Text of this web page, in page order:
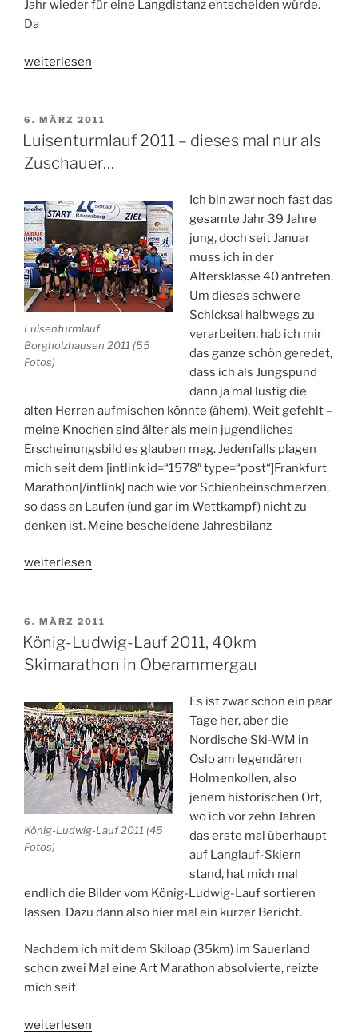
Jahr wieder für eine Langdistanz entscheiden würde.
Da
„Trainingslager
statt
Malle
mal
weiterlesen
VERÖFFENTLICHT
AM
6. MÄRZ 2011
Luisenturmlauf 2011 – dieses mal nur als
Zuschauer…
Luisenturmlauf
Borgholzhausen 2011 (55
Fotos)
Ich bin zwar noch fast das
gesamte Jahr 39 Jahre
jung, doch seit Januar
muss ich in der
Altersklasse 40 antreten.
Um dieses schwere
Schicksal halbwegs zu
verarbeiten, hab ich mir
das ganze schön geredet,
dass ich als Jungspund
dann ja mal lustig die
alten Herren aufmischen könnte (ähem). Weit gefehlt –
meine Knochen sind älter als mein jugendliches
Erscheinungsbild es glauben mag. Jedenfalls plagen
mich seit dem [intlink id=“1578″ type=“post“]Frankfurt
Marathon[/intlink] nach wie vor Schienbeinschmerzen,
so dass an Laufen (und gar im Wettkampf) nicht zu
denken ist. Meine bescheidene Jahresbilanz
„Luisenturmlauf
dieses
mal
nur
weiterlesen
VERÖFFENTLICHT
AM
6. MÄRZ 2011
König-Ludwig-Lauf 2011, 40km
Skimarathon in Oberammergau
König-Ludwig-Lauf 2011 (45
Fotos)
Es ist zwar schon ein paar
Tage her, aber die
Nordische Ski-WM in
Oslo am legendären
Holmenkollen, also
jenem historischen Ort,
wo ich vor zehn Jahren
das erste mal überhaupt
auf Langlauf-Skiern
stand, hat mich mal
endlich die Bilder vom König-Ludwig-Lauf sortieren
lassen. Dazu dann also hier mal ein kurzer Bericht.
Nachdem ich mit dem Skiloap (35km) im Sauerland
schon zwei Mal eine Art Marathon absolvierte, reizte
mich seit
„König-
weiterlesen